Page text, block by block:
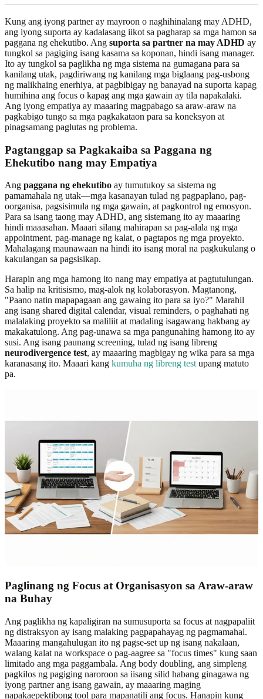
Kung ang iyong partner ay mayroon o naghihinalang may ADHD,
ang iyong suporta ay kadalasang iikot sa pagharap sa mga hamon sa
paggana ng ehekutibo. Ang suporta sa partner na may ADHD ay
tungkol sa pagiging isang kasama sa koponan, hindi isang manager.
Ito ay tungkol sa paglikha ng mga sistema na gumagana para sa
kanilang utak, pagdiriwang ng kanilang mga biglaang pag-usbong
ng malikhaing enerhiya, at pagbibigay ng banayad na suporta kapag
humihina ang focus o kapag ang mga gawain ay tila napakalaki.
Ang iyong empatiya ay maaaring magpabago sa araw-araw na
pagkabigo tungo sa mga pagkakataon para sa koneksyon at
pinagsamang paglutas ng problema.
Pagtanggap sa Pagkakaiba sa Paggana ng
Ehekutibo nang may Empatiya
Ang paggana ng ehekutibo ay tumutukoy sa sistema ng
pamamahala ng utak—mga kasanayan tulad ng pagpaplano, pag-
oorganisa, pagsisimula ng mga gawain, at pagkontrol ng emosyon.
Para sa isang taong may ADHD, ang sistemang ito ay maaaring
hindi maaasahan. Maaari silang mahirapan sa pag-alala ng mga
appointment, pag-manage ng kalat, o pagtapos ng mga proyekto.
Mahalagang maunawaan na hindi ito isang moral na pagkukulang o
kakulangan sa pagsisikap.
Harapin ang mga hamong ito nang may empatiya at pagtutulungan.
Sa halip na kritisismo, mag-alok ng kolaborasyon. Magtanong,
"Paano natin mapapagaan ang gawaing ito para sa iyo?" Marahil
ang isang shared digital calendar, visual reminders, o paghahati ng
malalaking proyekto sa maliliit at madaling isagawang hakbang ay
makakatulong. Ang pag-unawa sa mga pangunahing hamong ito ay
susi. Ang isang paunang screening, tulad ng isang libreng
neurodivergence test, ay maaaring magbigay ng wika para sa mga
karanasang ito. Maaari kang kumuha ng libreng test upang matuto
pa.
Paglinang ng Focus at Organisasyon sa Araw-araw
na Buhay
Ang paglikha ng kapaligiran na sumusuporta sa focus at nagpapaliit
ng distraksyon ay isang malaking pagpapahayag ng pagmamahal.
Maaaring mangahulugan ito ng pagse-set up ng isang nakalaan,
walang kalat na workspace o pag-aagree sa "focus times" kung saan
limitado ang mga paggambala. Ang body doubling, ang simpleng
pagkilos ng pagiging naroroon sa iisang silid habang ginagawa ng
iyong partner ang isang gawain, ay maaaring maging
napakaepektibong tool para mapanatili ang focus. Hanapin kung